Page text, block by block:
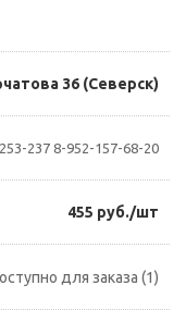
36 (Северск)
237 8-952-157-68-20
455 руб./шт
для заказа (1)